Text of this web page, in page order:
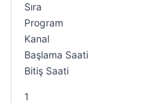
Sıra
Program
Kanal
Başlama Saati
Bitiş Saati
1